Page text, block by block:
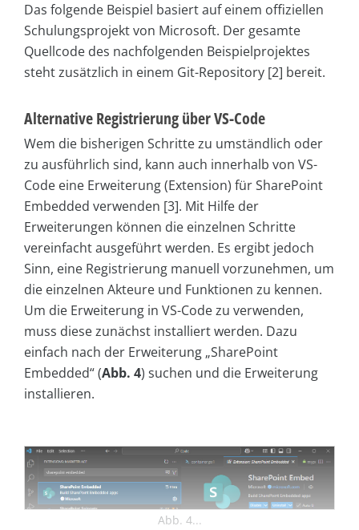
Das folgende Beispiel basiert auf einem offiziellen
Schulungsprojekt von Microsoft. Der gesamte
Quellcode des nachfolgenden Beispielprojektes
steht zusätzlich in einem Git-Repository [2] bereit.
Alternative Registrierung über VS-Code
Wem die bisherigen Schritte zu umständlich oder
zu ausführlich sind, kann auch innerhalb von VS-
Code eine Erweiterung (Extension) für SharePoint
Embedded verwenden [3]. Mit Hilfe der
Erweiterungen können die einzelnen Schritte
vereinfacht ausgeführt werden. Es ergibt jedoch
Sinn, eine Registrierung manuell vorzunehmen, um
die einzelnen Akteure und Funktionen zu kennen.
Um die Erweiterung in VS-Code zu verwenden,
muss diese zunächst installiert werden. Dazu
einfach nach der Erweiterung „SharePoint
Embedded“ (Abb. 4) suchen und die Erweiterung
installieren.
Abb. 4...